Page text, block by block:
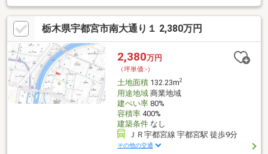
ー、工務店で建築が出来ます。◆ライフインフォメーション◆・
中央小学校 徒歩約12分・旭中学校 徒歩約7分・メガドンキホ
ーテ 徒歩約3分・宇都宮中央郵便局 徒歩約1分・宇都宮市役
所 徒歩約7分・宇都宮城（城址公園） 徒歩約5分・東武百貨店
（東武宇都宮駅） 徒歩約７分
栃木県宇都宮市南大通り１ 2,380万円
2,380万円
（坪単価:-）
土地面積132.23m2
用途地域商業地域
建ぺい率80%
容積率400%
建築条件なし
ＪＲ宇都宮線 宇都宮駅 徒歩9分
その他の交通